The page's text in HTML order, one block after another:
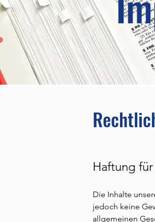
Haftung
Die Inhalte
jedoch keine
allgemeinen